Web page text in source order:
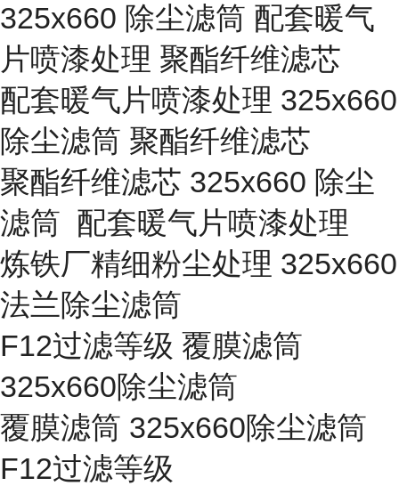
325x660 除尘滤筒 配套暖气
片喷漆处理 聚酯纤维滤芯
配套暖气片喷漆处理 325x660
除尘滤筒 聚酯纤维滤芯
聚酯纤维滤芯 325x660 除尘
滤筒 配套暖气片喷漆处理
炼铁厂精细粉尘处理 325x660
法兰除尘滤筒
F12过滤等级 覆膜滤筒
325x660除尘滤筒
覆膜滤筒 325x660除尘滤筒
F12过滤等级